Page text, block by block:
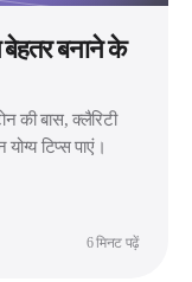
बेहतर बनाने के
की बास, क्लैरिटी
टिप्स पाएं।
6 मिनट पढ़ें